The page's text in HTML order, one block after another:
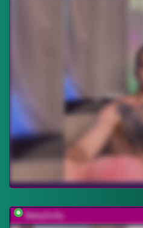
BabyGolly